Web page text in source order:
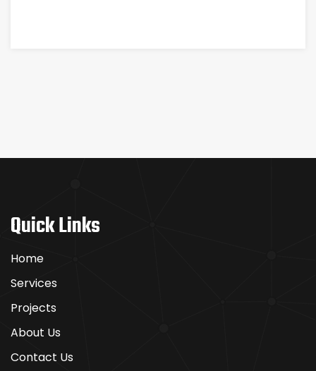
Quick Links
Home
Services
Projects
About Us
Contact Us